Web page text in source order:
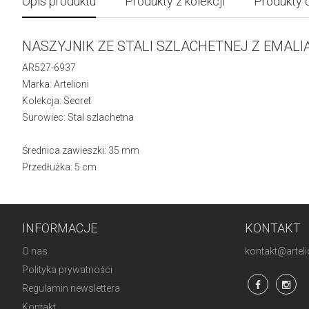
NASZYJNIK ZE STALI SZLACHETNEJ Z
AR527-6937
Marka: Artelioni
Kolekcja: Secret
Surowiec: Stal szlachetna
Średnica zawieszki: 35 mm
Przedłużka: 5 cm
INFORMACJE
O nas
Polityka prywatności
Regulamin newslettera
KONTAKT